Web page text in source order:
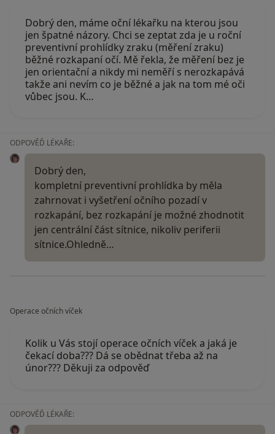
Dobrý den, máme oční lékařku na kterou jsou
jen špatné názory. Chci se zeptat zda je u roční
preventivní prohlídky zraku (měření zraku)
běžné rozkapaní očí. Mě řekla, že měření bez je
jen orientační a nikdy mi neměří s nerozkapává
takže ani nevím co je běžné a jak na tom mé oči
vůbec jsou. K…
ODPOVĚĎ LÉKAŘE:
Dobrý den,
kompletní preventivní prohlídka by měla
zahrnovat i vyšetření očního pozadí v
rozkapání, bez rozkapání je možné zhodnotit
jen centrální část sítnice, nikoliv periferii
sítnice.Ohledně…
Operace očních víček
Kolik u Vás stojí operace očních víček a jaká je
čekací doba??? Dá se obědnat třeba až na
únor??? Děkuji za odpověď
ODPOVĚĎ LÉKAŘE: